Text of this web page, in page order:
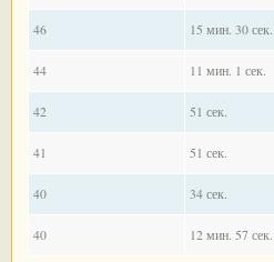
46 15 мин. 30 сек.
44 11 мин. 1 сек.
42 51 сек.
41
51 сек.
40 34 сек.
40 12 мин. 57 сек.